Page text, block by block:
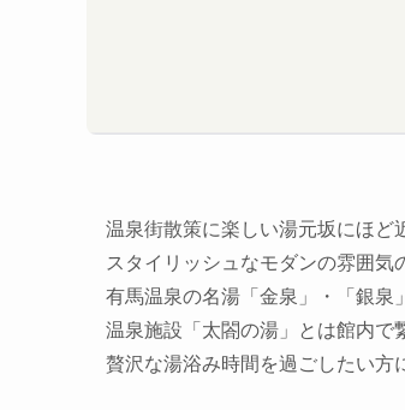
温泉街散策に楽しい湯元坂にほど
スタイリッシュなモダンの雰囲気
有馬温泉の名湯「金泉」・「銀泉
温泉施設「太閤の湯」とは館内で
贅沢な湯浴み時間を過ごしたい方